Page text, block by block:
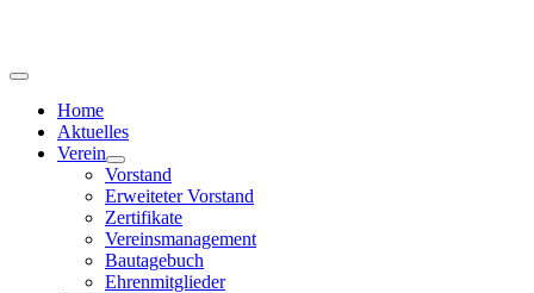
Home
Aktuelles
Verein
Vorstand
Erweiteter Vorstand
Zertifikate
Vereinsmanagement
Bautagebuch
Ehrenmitglieder